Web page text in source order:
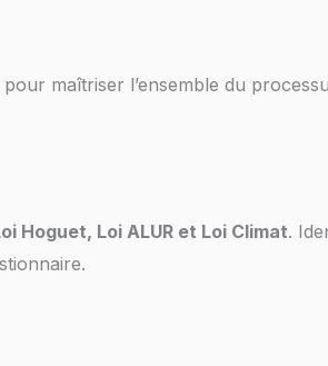
maîtriser l’ensemble du
Hoguet, Loi ALUR et Loi Climat.